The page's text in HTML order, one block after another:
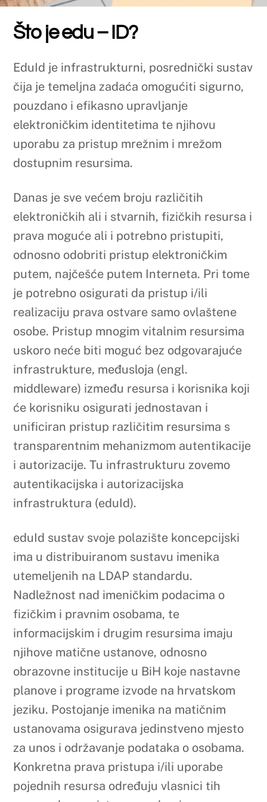
pouzdano i efikasno upravljanje
elektroničkim identitetima te njihovu
uporabu za pristup mrežnim i mrežom
dostupnim resursima.
Danas je sve većem broju različitih
elektroničkih ali i stvarnih, fizičkih resursa i
odnosno odobriti pristup elektroničkim
putem, najčešće putem Interneta. Pri tome
realizaciju prava ostvare samo ovlaštene
osobe. Pristup mnogim vitalnim resursima
uskoro neće biti moguć bez odgovarajuće
infrastrukture, međusloja (engl.
middleware) između resursa i korisnika koji
će korisniku osigurati jednostavan i
unificiran pristup različitim resursima s
transparentnim mehanizmom autentikacije
i autorizacije. Tu infrastrukturu zovemo
autentikacijska i autorizacijska
infrastruktura (eduId).
eduId sustav svoje polazište koncepcijski
ima u distribuiranom sustavu imenika
utemeljenih na LDAP standardu.
Nadležnost nad imeničkim podacima o
informacijskim i drugim resursima imaju
njihove matične ustanove, odnosno
obrazovne institucije u BiH koje nastavne
planove i programe izvode na hrvatskom
za unos i održavanje podataka o osobama.
Konkretna prava pristupa i/ili uporabe
pojednih resursa određuju vlasnici tih
resursa kroz pristupne mehanizme,
infrastrukturom.
Korisni linkovi:
EDU – ID
Upute za EDU-ID
Sve
O
Fakult
etu
Studij
I
Konta
kt